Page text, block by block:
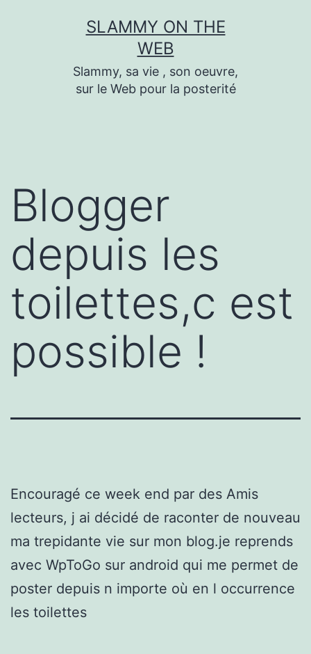
SLAMMY ON THE
WEB
Slammy, sa vie , son oeuvre,
sur le Web pour la posterité
Blogger
depuis les
toilettes,c est
possible !
Encouragé ce week end par des Amis
lecteurs, j ai décidé de raconter de nouveau
ma trepidante vie sur mon blog.je reprends
avec WpToGo sur android qui me permet de
poster depuis n importe où en l occurrence
les toilettes